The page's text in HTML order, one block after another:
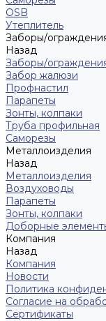
OSB
Утеплитель
Заборы/
Назад
Заборы/
Забор жалюзи
Профнастил
Парапеты
Зонты, колпаки
Труба профильная
Саморезы
Металлоизделия
Назад
Металлоизделия
Воздуховоды
Парапеты
Зонты, колпаки
Доборные
Компания
Назад
Компания
Новости
Политика
Согласие на
Сертификаты